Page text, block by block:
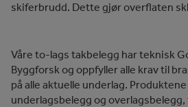
skiferbrudd. Dette gjør overflaten
Våre to-lags takbelegg har teknisk
Byggforsk og oppfyller alle krav til
på alle aktuelle underlag.
underlagsbelegg og